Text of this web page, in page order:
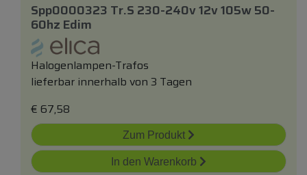
Spp0000323 Tr.s 230-240v 12v 105w 50-
60hz Edim
Halogenlampen-Trafos
lieferbar innerhalb von 3 Tagen
€ 67,58
Zum Produkt
In den Warenkorb